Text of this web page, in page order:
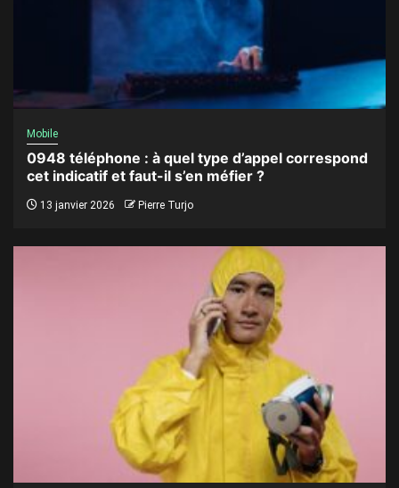
Mobile
0948 téléphone : à quel type d’appel correspond
cet indicatif et faut-il s’en méfier ?
13 janvier 2026 Pierre Turjo